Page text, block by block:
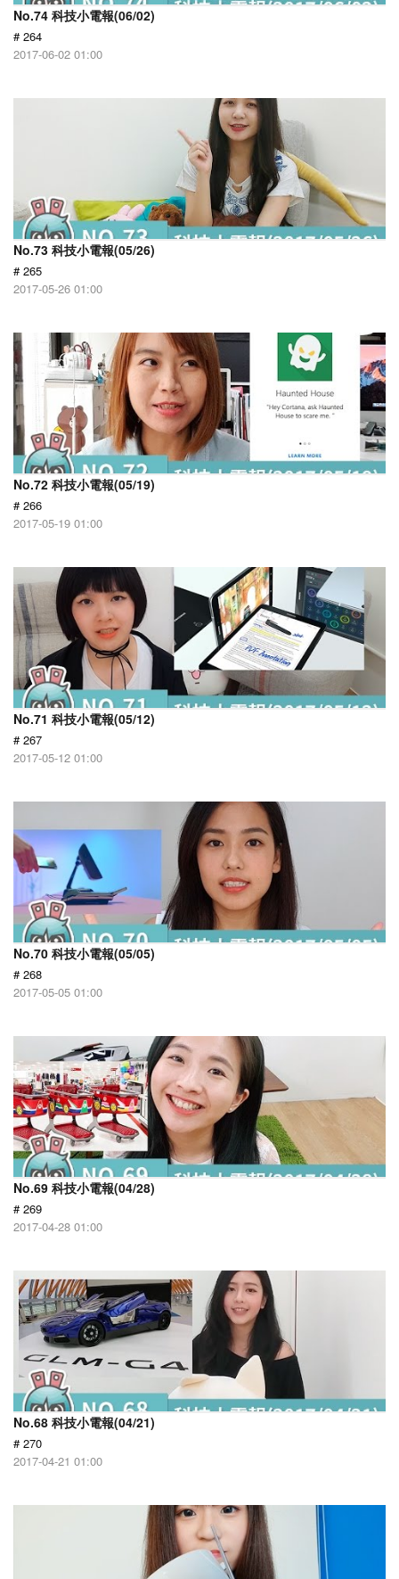
No.74 科技小電報(06/02)
# 264
2017-06-02 01:00
No.73 科技小電報(05/26)
# 265
2017-05-26 01:00
No.72 科技小電報(05/19)
# 266
2017-05-19 01:00
No.71 科技小電報(05/12)
# 267
2017-05-12 01:00
No.70 科技小電報(05/05)
# 268
2017-05-05 01:00
No.69 科技小電報(04/28)
# 269
2017-04-28 01:00
No.68 科技小電報(04/21)
# 270
2017-04-21 01:00